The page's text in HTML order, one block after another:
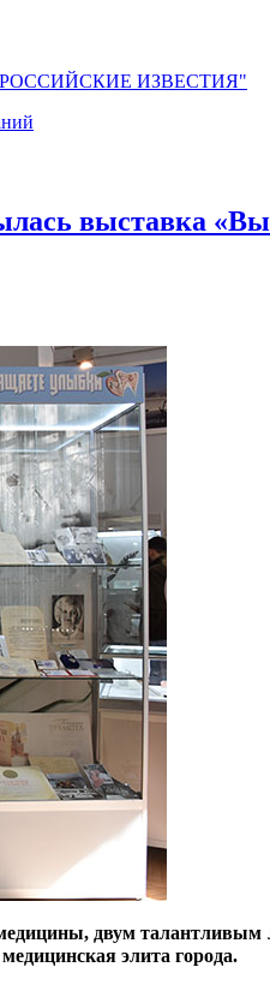
ИЗВЕСТИЯ"
выставка
двум
элита города.